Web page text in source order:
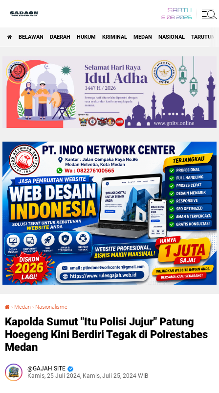
SABTU
8 08 2026
BELAWAN DAERAH HUKUM KRIMINAL MEDAN NASIONAL TARUTUNG
› Medan › Nasionalisme
Kapolda Sumut "Itu Polisi Jujur" Patung
Hoegeng Kini Berdiri Tegak di Polrestabes
Medan
GAJAH SITE
Kamis, 25 Juli 2024, Kamis, Juli 25, 2024 WIB